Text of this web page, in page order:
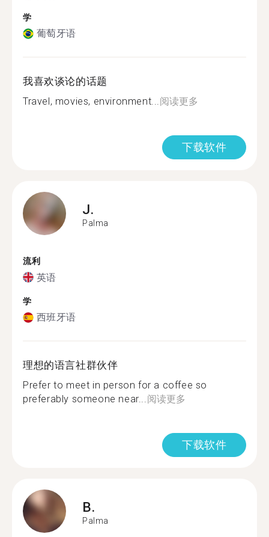
学
葡萄牙语
我喜欢谈论的话题
Travel, movies, environment...阅读更多
下载软件
J.
Palma
流利
英语
学
西班牙语
理想的语言社群伙伴
Prefer to meet in person for a coffee so
preferably someone near...阅读更多
下载软件
B.
Palma